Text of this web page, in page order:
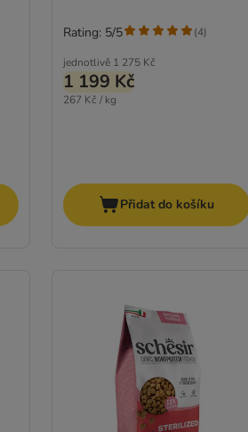
jednotlivě 1 275 Kč
1 199 Kč
267 Kč / kg
Rating: 5/5 (4)
Přidat do košíku